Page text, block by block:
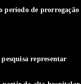
período de prorrogação
representar